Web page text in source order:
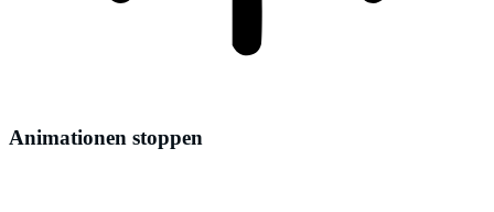
Animationen stoppen